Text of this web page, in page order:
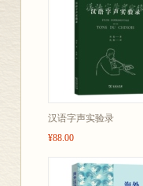
汉语字声实验录
¥88.00